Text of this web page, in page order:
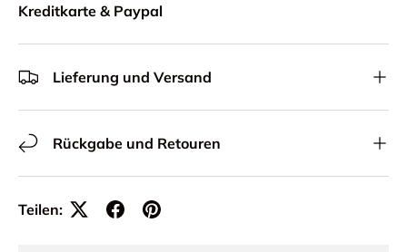
Kreditkarte & Paypal
Lieferung und Versand
Rückgabe und Retouren
Teilen: